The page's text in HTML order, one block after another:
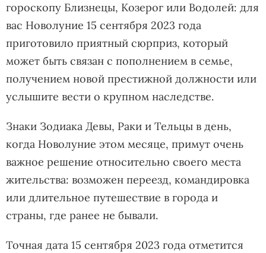
гороскопу Близнецы, Козерог или Водолей: для
вас Новолуние 15 сентября 2023 года
приготовило приятный сюрприз, который
может быть связан с пополнением в семье,
получением новой престижной должности или
услышите вести о крупном наследстве.
Знаки Зодиака Девы, Раки и Тельцы в день,
когда Новолуние этом месяце, примут очень
важное решение относительно своего места
жительства: возможен переезд, командировка
или длительное путешествие в города и
страны, где ранее не бывали.
Точная дата 15 сентября 2023 года отметится